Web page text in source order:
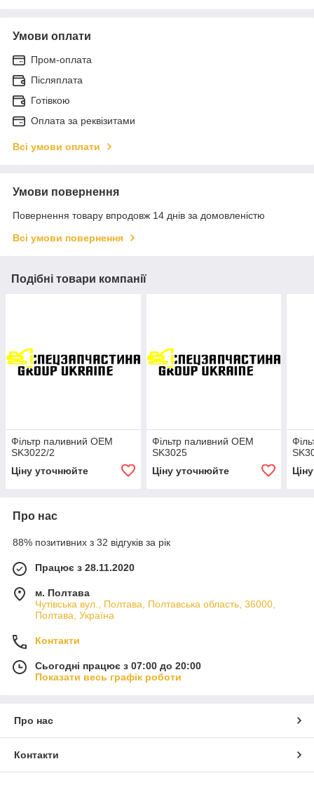
Умови оплати
Пром-оплата
Післяплата
Готівкою
Оплата за реквізитами
Всі умови оплати
Умови повернення
Повернення товару впродовж 14 днів за домовленістю
Всі умови повернення
Подібні товари компанії
Фільтр паливний OEM
SK3022/2
Ціну уточнюйте
Фільтр паливний OEM
SK3025
Ціну уточнюйте
Про нас
88% позитивних з 32 відгуків за рік
Працює з 28.11.2020
м. Полтава
Чутівська вул., Полтава, Полтавська область, 36000,
Полтава, Україна
Контакти
Сьогодні працює з 07:00 до 20:00
Показати весь графік роботи
Про нас
Контакти